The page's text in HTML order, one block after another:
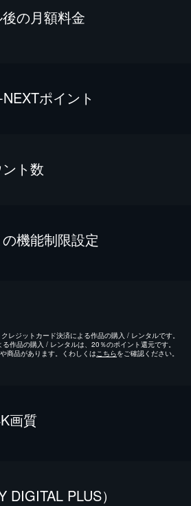
の⽉額料金
ポイント
ト数
機能制限設定
レジットカード決済による作品の購入 / レンタルです。
作品の購入 / レンタルは、20％のポイント還元です。
商品があります。くわしくは こちらをご確認ください。
画質
DIGITAL PLUS）